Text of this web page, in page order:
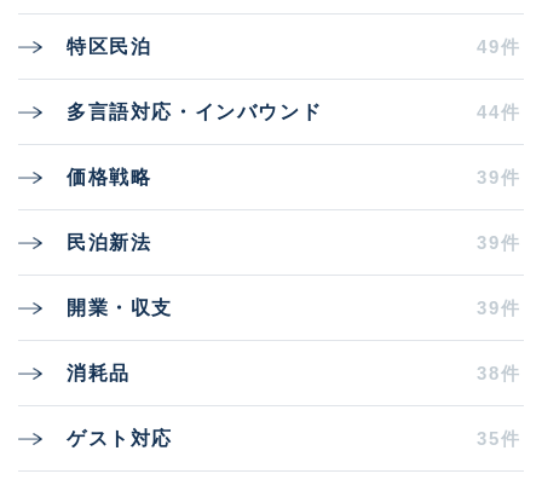
特区民泊 49件
多言語対応・インバウンド 44件
価格戦略 39件
民泊新法 39件
開業・収支 39件
消耗品 38件
ゲスト対応 35件